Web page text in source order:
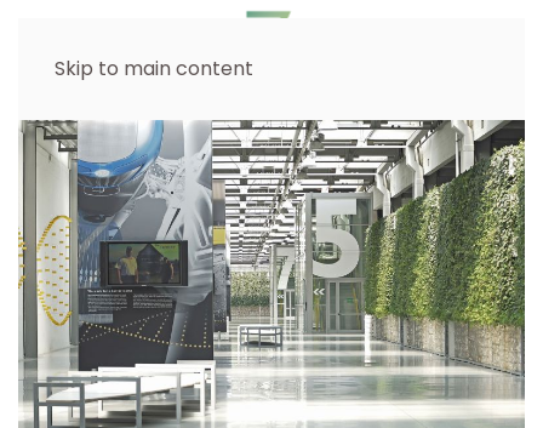
Skip to main content